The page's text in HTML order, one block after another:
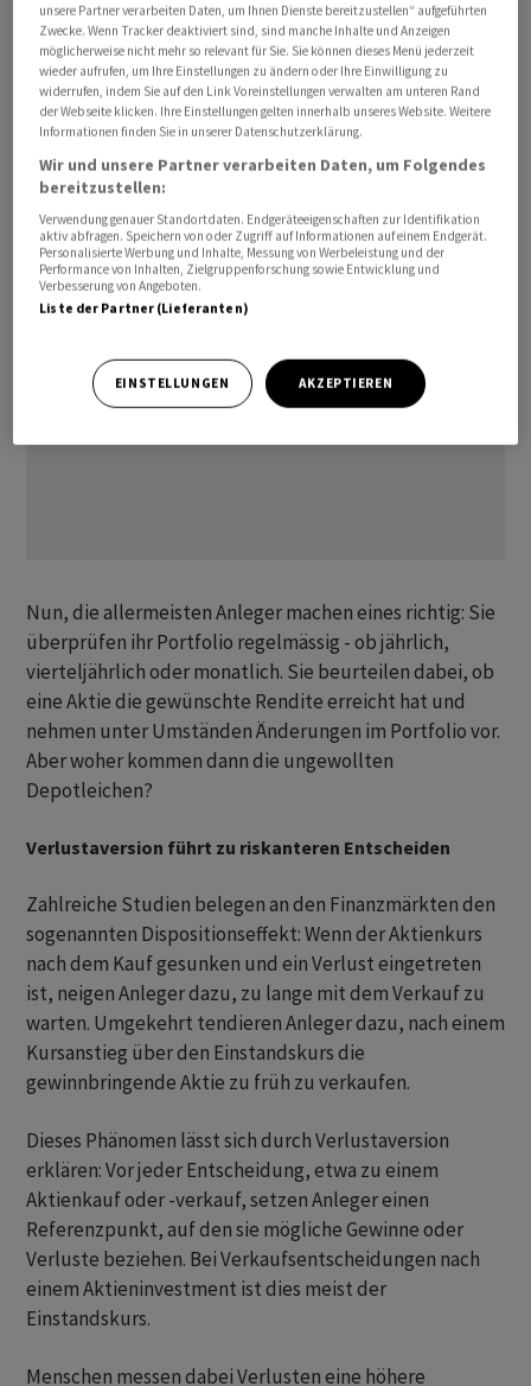
Diese Methoden überlassen nichts dem Zufall
Alles gut? Nein, diese Strategie funktioniert nur, wenn
auch die Aktien die entsprechende Qualität aufweisen.
Rückschau gegen die Investition. Denn eine andere
Börsenwahrheit besagt: "Der Markt hat immer recht".
Nun, die allermeisten Anleger machen eines richtig: Sie
überprüfen ihr Portfolio regelmässig - ob jährlich,
vierteljährlich oder monatlich. Sie beurteilen dabei, ob
eine Aktie die gewünschte Rendite erreicht hat und
nehmen unter Umständen Änderungen im Portfolio vor.
Aber woher kommen dann die ungewollten
Depotleichen?
Verlustaversion führt zu riskanteren Entscheiden
Zahlreiche Studien belegen an den Finanzmärkten den
sogenannten Dispositionseffekt: Wenn der Aktienkurs
nach dem Kauf gesunken und ein Verlust eingetreten
ist, neigen Anleger dazu, zu lange mit dem Verkauf zu
warten. Umgekehrt tendieren Anleger dazu, nach einem
Kursanstieg über den Einstandskurs die
gewinnbringende Aktie zu früh zu verkaufen.
Dieses Phänomen lässt sich durch Verlustaversion
erklären: Vor jeder Entscheidung, etwa zu einem
Aktienkauf oder -verkauf, setzen Anleger einen
Referenzpunkt, auf den sie mögliche Gewinne oder
Verluste beziehen. Bei Verkaufsentscheidungen nach
einem Aktieninvestment ist dies meist der
Einstandskurs.
Menschen messen dabei Verlusten eine höhere
unsere Partner verarbeiten Daten, um Ihnen Dienste bereitzustellen“ aufgeführten
Zwecke. Wenn Tracker deaktiviert sind, sind manche Inhalte und Anzeigen
möglicherweise nicht mehr so relevant für Sie. Sie können dieses Menü jederzeit
wieder aufrufen, um Ihre Einstellungen zu ändern oder Ihre Einwilligung zu
widerrufen, indem Sie auf den Link Voreinstellungen verwalten am unteren Rand
der Webseite klicken. Ihre Einstellungen gelten innerhalb unseres Website. Weitere
Informationen finden Sie in unserer Datenschutzerklärung.
Wir und unsere Partner verarbeiten Daten, um Folgendes
bereitzustellen:
Verwendung genauer Standortdaten. Endgeräteeigenschaften zur Identifikation
aktiv abfragen. Speichern von oder Zugriff auf Informationen auf einem Endgerät.
Personalisierte Werbung und Inhalte, Messung von Werbeleistung und der
Performance von Inhalten, Zielgruppenforschung sowie Entwicklung und
Verbesserung von Angeboten.
Liste der Partner (Lieferanten)
EINSTELLUNGEN AKZEPTIEREN